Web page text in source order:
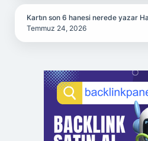
Kartın son 6 hanesi nerede yazar
Temmuz 24, 2026